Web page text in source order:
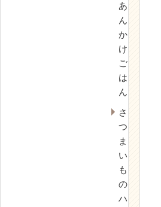
あ
ん
か
け
ご
は
ん
さ
つ
ま
い
も
の
ハ